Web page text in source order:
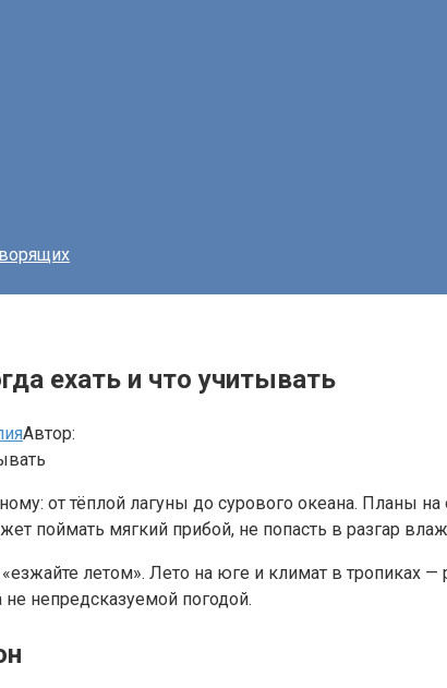
ехать и что учитывать
Автор:
от тёплой лагуны до сурового океана. Планы
поймать мягкий прибой, не попасть в разгар
«езжайте летом». Лето на юге и климат в
непредсказуемой погодой.